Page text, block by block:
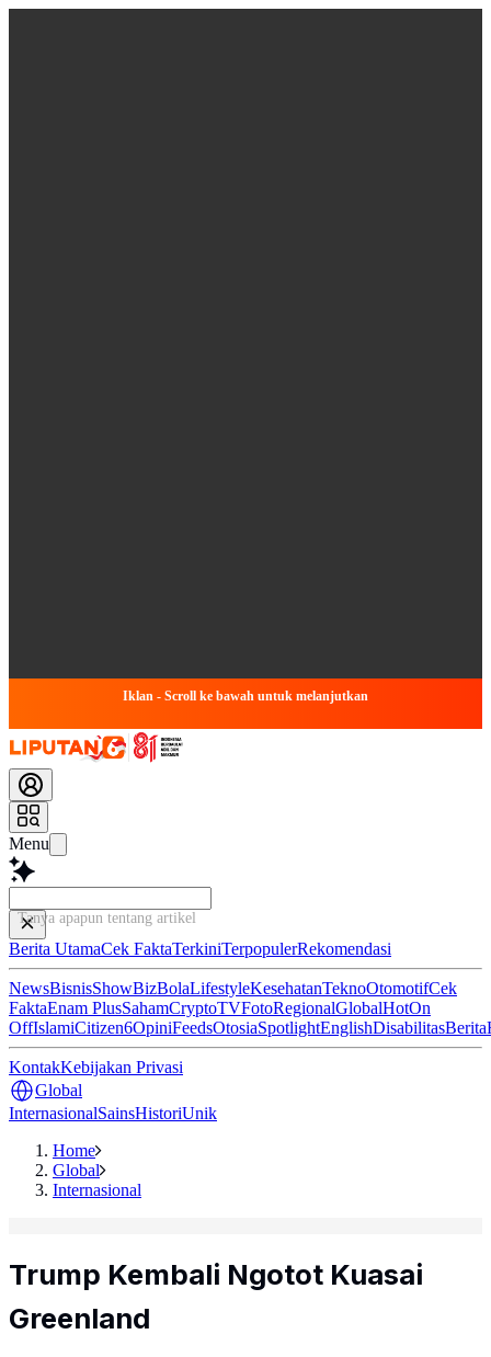
Iklan - Scroll ke bawah untuk melanjutkan
Menu
Tanya apapun tentang artikel ini...
Berita UtamaCek FaktaTerkiniTerpopulerRekomendasi
NewsBisnisShowBizBolaLifestyleKesehatanTeknoOtomotifCek
FaktaEnam PlusSahamCryptoTVFotoRegionalGlobalHotOn
OffIslamiCitizen6OpiniFeedsOtosiaSpotlightEnglishDisabilitasBerita
KontakKebijakan Privasi
Global
InternasionalSainsHistoriUnik
Home
Global
Internasional
Trump Kembali Ngotot Kuasai
Greenland